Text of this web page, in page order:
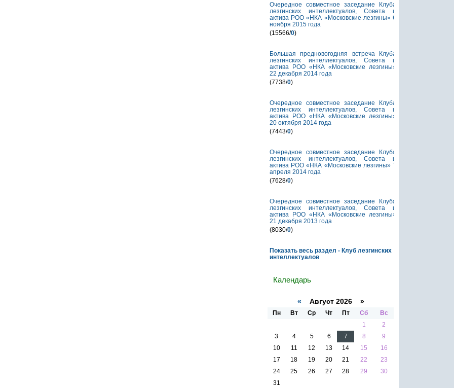
Очередное совместное заседание Клуба
лезгинских интеллектуалов, Совета и
актива РОО «НКА «Московские лезгины» 6
ноября 2015 года
(15566/0)
Большая предновогодняя встреча Клуба
лезгинских интеллектуалов, Совета и
актива РОО «НКА «Московские лезгины»
22 декабря 2014 года
(7738/0)
Очередное совместное заседание Клуба
лезгинских интеллектуалов, Совета и
актива РОО «НКА «Московские лезгины»
20 октября 2014 года
(7443/0)
Очередное совместное заседание Клуба
лезгинских интеллектуалов, Совета и
актива РОО «НКА «Московские лезгины» 7
апреля 2014 года
(7628/0)
Очередное совместное заседание Клуба
лезгинских интеллектуалов, Совета и
актива РОО «НКА «Московские лезгины»
21 декабря 2013 года
(8030/0)
Показать весь раздел - Клуб лезгинских
интеллектуалов
Календарь
« Август 2026 »
Пн Вт Ср Чт Пт Сб
Вс
1
2
3
4 5 6 7 8
9
10
11 12 13 14 15
16
17
18 19 20 21 22
23
24
25 26 27 28 29
30
31